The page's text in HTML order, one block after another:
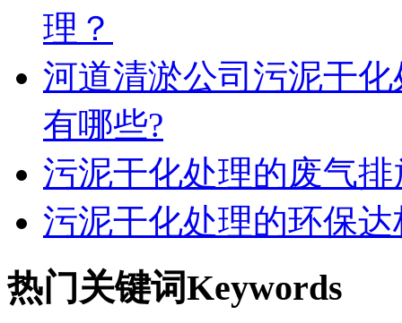
理？
河道清淤公司污泥干
有哪些?
污泥干化处理的废气
污泥干化处理的环保
热门关键词Keywords